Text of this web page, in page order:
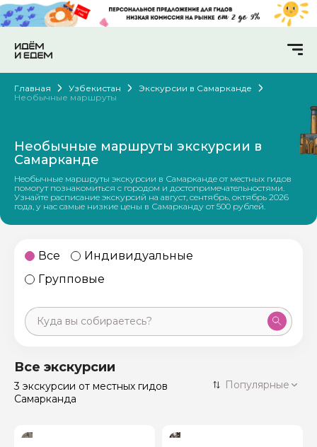
Главная Узбекистан
Экскурсии в Самарканде
Необычные маршруты
Необычные маршруты экскурсии в
Самарканде
Необычные маршруты экскурсии в Самарканде от местных гидов
помогут познакомиться с городом и достопримечательностями.
Узнайте расписание экскурсий на август, сентябрь, октябрь 2026
года, у нас самые низкие цены в Самарканду от 500 рублей.
Все
Индивидуальные
Групповые
Санкт-Петербург
Россия
50 экскурсий
Все экскурсии
3 экскурсии от местных гидов
Самарканда
Популярные